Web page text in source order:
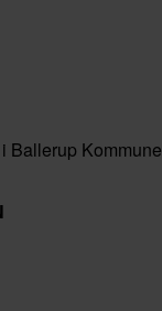
Ballerup Kommune